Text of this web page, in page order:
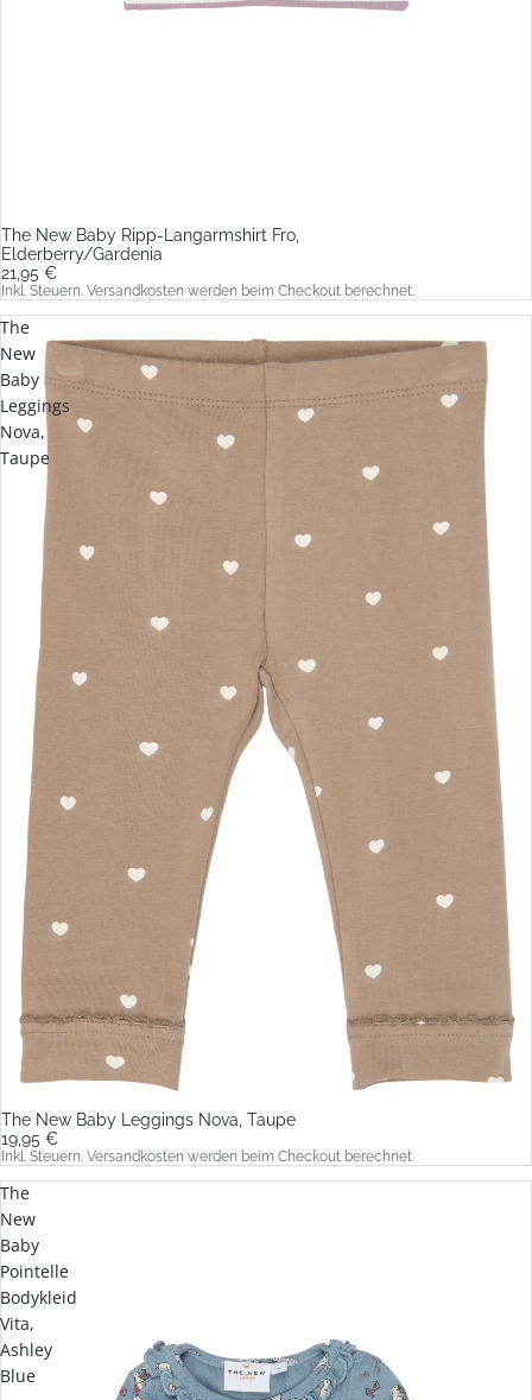
The New Baby Ripp-Langarmshirt Fro,
Elderberry/Gardenia
21,95 €
Inkl. Steuern. Versandkosten werden beim Checkout berechnet.
The
New
Baby
Leggings
Nova,
Taupe
The New Baby Leggings Nova, Taupe
19,95 €
Inkl. Steuern. Versandkosten werden beim Checkout berechnet.
The
New
Baby
Pointelle
Bodykleid
Vita,
Ashley
Blue